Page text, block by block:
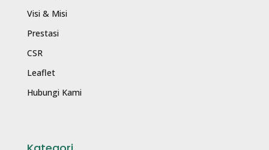
Visi & Misi
Prestasi
CSR
Leaflet
Hubungi Kami